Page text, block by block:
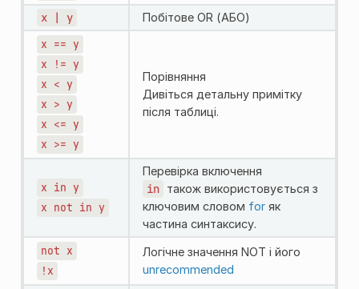
x | y
Побітове OR (АБО)
x == y
x
!= y
x < y
x > y
x <= y
x >= y
Порівняння
Дивіться детальну примітку
після таблиці.
x in y
x not in y
Перевірка включення
in також використовується з
ключовим словом forяк
частина синтаксису.
not x
!x
Логічне значення NOT і його
unrecommended